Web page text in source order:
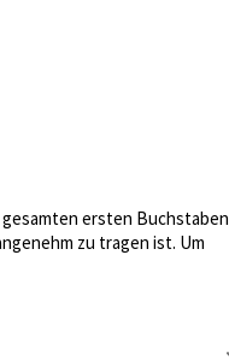
ersten Buchstaben
zu tragen ist. Um